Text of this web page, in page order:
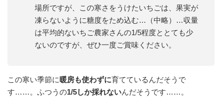
場所ですが、この寒さをうけたいちごは、果実が
凍らないように糖度をため込む…（中略）…収量
は平均的ないちご農家さんの1/5程度ととても少
ないのですが、ぜひ一度ご賞味ください。
この寒い季節に暖房も使わずに育てているんだそうで
す……。ふつうの1/5しか採れないんだそうです……。